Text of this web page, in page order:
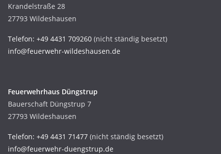
Krandelstraße 28
27793 Wildeshausen
Telefon: +49 4431 709260 (nicht ständig besetzt)
info@feuerwehr-wildeshausen.de
Feuerwehrhaus Düngstrup
Bauerschaft Düngstrup 7
27793 Wildeshausen
Telefon: +49 4431 71477 (nicht ständig besetzt)
info@feuerwehr-duengstrup.de